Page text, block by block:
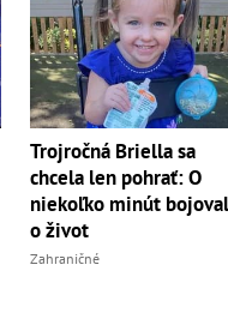
Trojročná Briella sa
chcela len pohrať: O
niekoľko minút
o život
Zahraničné